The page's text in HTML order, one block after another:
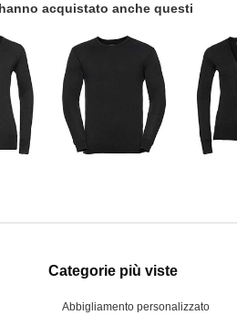
acquistato anche questi
Categorie più viste
Abbigliamento personalizzato